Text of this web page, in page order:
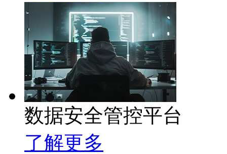
数据安全管控平台
了解更多